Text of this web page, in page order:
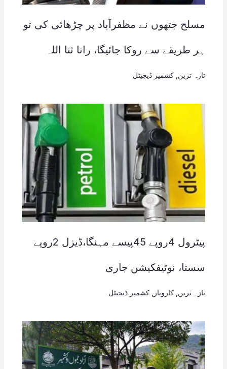
مسلح جتھوں نے مظفرآباد پر چڑھائی کی تو
ہر طریقے سے روکا جائیگا، رانا ثنا اللہ
تازہ ترین کشمیر ڈیجیٹل
پیٹرول 4روپے 45پیسے مہنگا،ڈیزل 2روپے
سستا، نوٹیفکیشن جاری
تازہ ترین کاروبار کشمیر ڈیجیٹل